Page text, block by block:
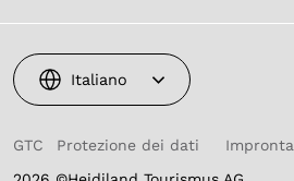
GTC Protezione dei dati
Impronta
Italiano